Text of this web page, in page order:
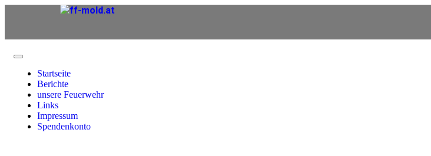
Startseite
Berichte
unsere Feuerwehr
Links
Impressum
Spendenkonto